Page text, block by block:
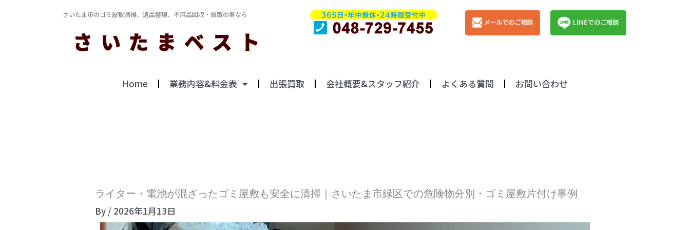
さいたま市のゴミ屋敷清掃、遺品整理、不用品回収・買取の事なら
Home 業務内容&料金表 出張買取 会社概要&スタッフ紹介 よくある質問 お問い合わせ
ライター・電池が混ざったゴミ屋敷も安全に清掃｜さいたま市緑区での危険物分別・ゴミ屋敷片付け事例
By / 2026年1月13日